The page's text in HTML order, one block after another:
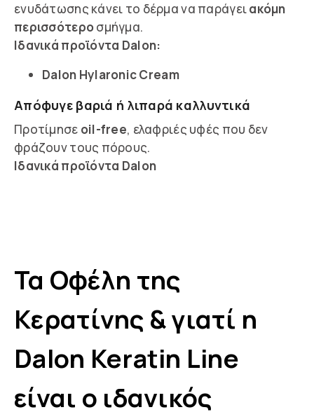
ενυδάτωσης κάνει το δέρμα να παράγειακόμη
περισσότερο σμήγμα.
Ιδανικά προϊόντα Dalon:
Dalon HylaronicCream
Απόφυγε βαριά ή λιπαρά καλλυντικά
Προτίμησε oil-free, ελαφριές υφές που δεν
φράζουν τους πόρους.
Ιδανικά προϊόντα Dalon
Τα Οφέλη της
Κερατίνης & γιατί η
Dalon Keratin Line
είναι ο ιδανικός